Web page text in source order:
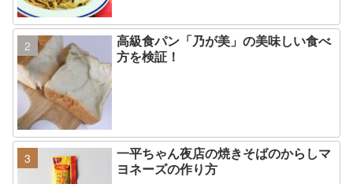
高級食パン「乃が美」の美味しい食べ
方を検証！
一平ちゃん夜店の焼きそばのからしマ
ヨネーズの作り方